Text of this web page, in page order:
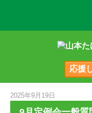
応援
2025年9月19日